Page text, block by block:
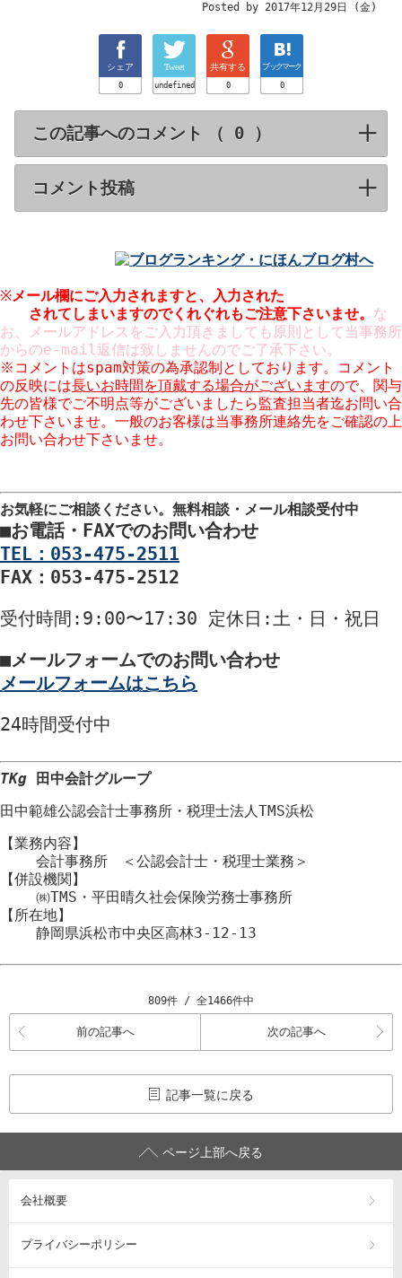
Posted by 2017年12月29日 (金)
シェア
0
Tweet
undefined
共有する
0
ブックマーク
0
この記事へのコメント （ ） click to
コメント投稿click to expand contents
※メール欄にご入力されますと、入力された
されてしまいますのでくれぐれもご注意下さいませ。 な
お、メールアドレスをご入力頂きましても原則として当事務所
からのe-mail返信は致しませんのでご了承下さい。
※コメントはspam対策の為承認制としております。コメント
の反映には長いお時間を頂戴する場合がございますので、関与
先の皆様でご不明点等がございましたら監査担当者迄お問い合
わせ下さいませ。一般のお客様は当事務所連絡先をご確認の上
お問い合わせ下さいませ。
お気軽にご相談ください。 無料相談・メール相談受付中
■お電話・FAXでのお問い合わせ
TEL：053-475-2511
FAX：053-475-2512
受付時間 :9:00〜17:30 定休日 :土・日・祝日
■メールフォームでのお問い合わせ
メールフォームはこちら
24時間受付中
TKg 田中会計グループ
田中範雄公認会計士事務所 ・ 税理士法人TMS浜松
【業務内容】
会計事務所 ＜公認会計士・税理士業務＞
【併設機関】
㈱TMS・平田晴久社会保険労務士事務所
【所在地】
静岡県浜松市中央区高林3-12-13
809件 / 全1466件中
前の記事へ 次の記事へ
記事一覧に戻る
ページ上部へ戻る
会社概要
プライバシーポリシー